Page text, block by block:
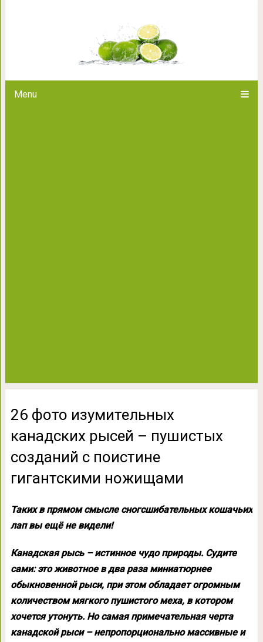
Menu
созданий с поистине
26 фото изумительных
канадских рысей – пушистых
созданий с поистине
гигантскими ножищами
Таких в прямом смысле сногсшибательных кошачьих
лап вы ещё не видели!
Канадская рысь – истинное чудо природы. Судите
сами: это животное в два раза миниатюрнее
обыкновенной рыси, при этом обладает огромным
количеством мягкого пушистого меха, в котором
хочется утонуть. Но самая примечательная черта
канадской рыси – непропорционально массивные и